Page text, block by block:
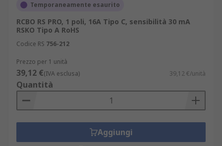
Guida alla scelta degli interruttori
magnetotermici differenziali
adatti
Per selezionare il modello di RCBO più adatto alle
proprie esigenze, è fondamentale considerare
diversi aspetti tecnici. La varietà di interruttori
magnetotermici differenziali disponibili permette
una personalizzazione dettagliata in base a
Temporaneamente esaurito
RCBO RS PRO, 1 poli, 16A Tipo C, sensibilità 30 mA
RSKO Tipo A RoHS
Codice RS 756-212
Prezzo per 1 unità
39,12 €(IVA esclusa) 39,12 €/unità
Quantità
Aggiungi